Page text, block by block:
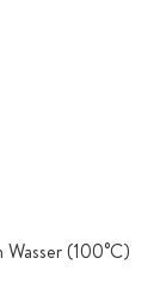
(100°C)